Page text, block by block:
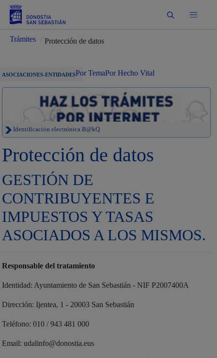
Buscar
Trámites Protección de datos
ASOCIACIONES-ENTIDADESPor TemaPor Hecho Vital
Identificación electrónica B@kQ
Protección de datos
GESTIÓN DE
CONTRIBUYENTES E
IMPUESTOS Y TASAS
ASOCIADOS A LOS MISMOS.
Responsable del tratamiento
Identidad: Ayuntamiento de San Sebastián - NIF P2007400A
Dirección: Ijentea, 1 - 20003 San Sebastián
Teléfono: 010 / 943 481 000
Email: udalinfo@donostia.eus